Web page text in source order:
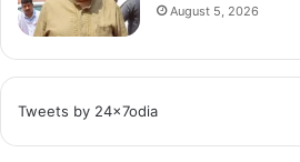
August 5, 2026
Tweets by 24x7odia